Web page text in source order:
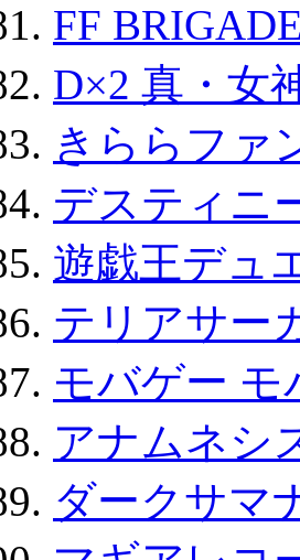
FF
D×2 真・女
きららファ
デスティニ
遊戯王デュ
テリアサー
モバゲー モ
アナムネシ
ダークサマ